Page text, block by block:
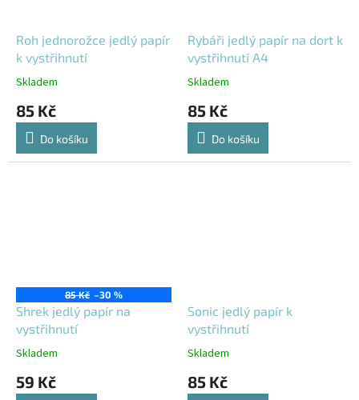
Roh jednorožce jedlý papír
k vystřihnutí
Skladem
85 Kč
Do košíku
Rybáři jedlý papír na dort k
vystřihnutí A4
Skladem
85 Kč
Do košíku
85 Kč –30 %
Shrek jedlý papír na
vystřihnutí
Skladem
59 Kč
Sonic jedlý papír k
vystřihnutí
Skladem
85 Kč